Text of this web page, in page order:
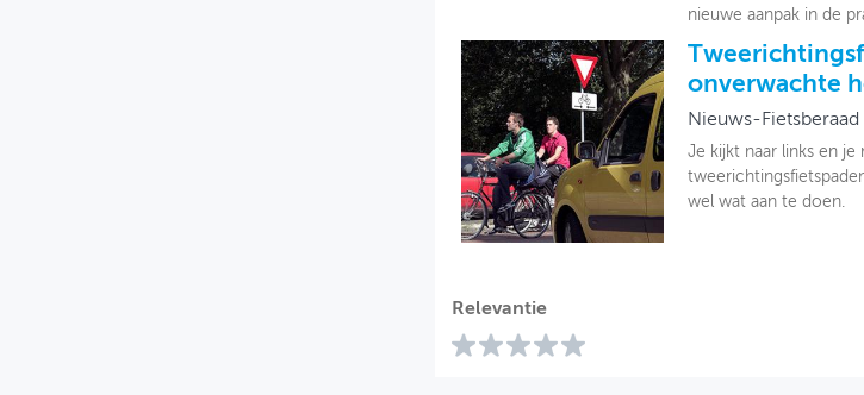
nieuwe aanpak in de
onverwachte
Nieuws-Fietsberaad
Je kijkt naar links en
wel wat aan te doen.
Relevantie